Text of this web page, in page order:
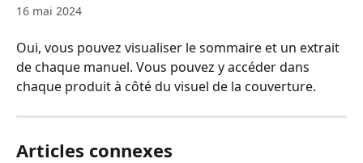
16 mai 2024
Oui, vous pouvez visualiser le sommaire et un extrait
de chaque manuel. Vous pouvez y accéder dans
chaque produit à côté du visuel de la couverture.
Articles connexes